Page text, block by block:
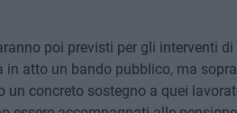
poi previsti per gli interventi
in atto un bando pubblico, ma
un concreto sostegno a quei